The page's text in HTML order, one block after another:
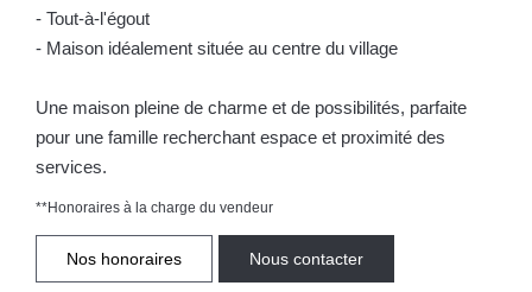
- Tout-à-l'égout
- Maison idéalement située au centre du village
Une maison pleine de charme et de possibilités, parfaite
pour une famille recherchant espace et proximité des
services.
**Honoraires à la charge du vendeur
Nos honoraires Nous contacter